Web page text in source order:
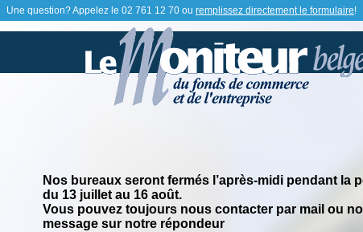
Une question? Appelez le 02 761 12 70 ou remplissez directement le formulaire!
Nos bureaux seront fermés l’après-midi pendant la
du 13 juillet au 16 août.
Vous pouvez toujours nous contacter par mail ou
message sur notre répondeur